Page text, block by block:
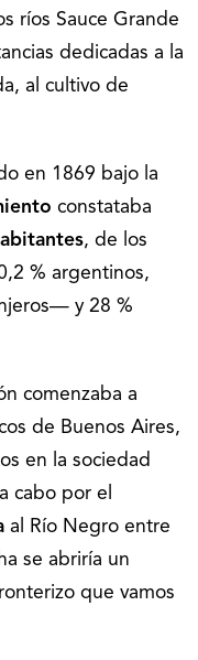
ríos Sauce Grande
dedicadas a la
al cultivo de
en 1869 bajo la
constataba
, de los
% argentinos,
y 28 %
comenzaba a
de Buenos Aires,
en la sociedad
cabo por el
al Río Negro entre
se abriría un
que vamos